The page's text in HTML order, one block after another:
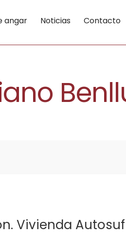
angar Noticias Contacto
Vivienda